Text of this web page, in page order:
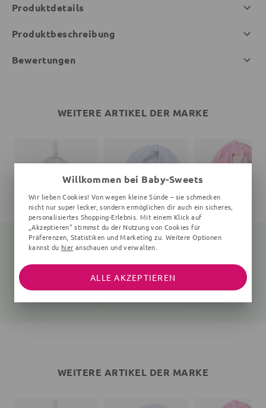
Produktdetails
Produktbeschreibung
Bewertungen
WEITERE ARTIKEL DER MARKE
Mütze Bär
68 (3-6 Monate)
Mütze Katze
WEITERE ARTIKEL DER MARKE
Willkommen bei Baby-Sweets
Wir lieben Cookies! Von wegen kleine Sünde – sie schmecken
nicht nur super lecker, sondern ermöglichen dir auch ein sicheres,
personalisiertes Shopping-Erlebnis. Mit einem Klick auf
„Akzeptieren“ stimmst du der Nutzung von Cookies für
Präferenzen, Statistiken und Marketing zu. Weitere Optionen
kannst du hier anschauen und verwalten.
ALLE AKZEPTIEREN